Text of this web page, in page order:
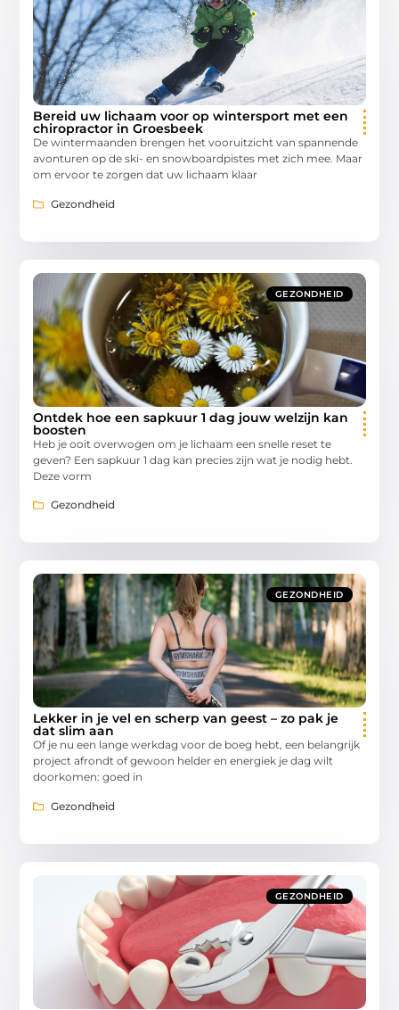
Bereid uw lichaam voor op wintersport met een
chiropractor in Groesbeek
De wintermaanden brengen het vooruitzicht van spannende
avonturen op de ski- en snowboardpistes met zich mee. Maar
om ervoor te zorgen dat uw lichaam klaar
Gezondheid
GEZONDHEID
Ontdek hoe een sapkuur 1 dag jouw welzijn kan
boosten
Heb je ooit overwogen om je lichaam een snelle reset te
geven? Een sapkuur 1 dag kan precies zijn wat je nodig hebt.
Deze vorm
Gezondheid
GEZONDHEID
Lekker in je vel en scherp van geest – zo pak je
dat slim aan
Of je nu een lange werkdag voor de boeg hebt, een belangrijk
project afrondt of gewoon helder en energiek je dag wilt
doorkomen: goed in
Gezondheid
GEZONDHEID